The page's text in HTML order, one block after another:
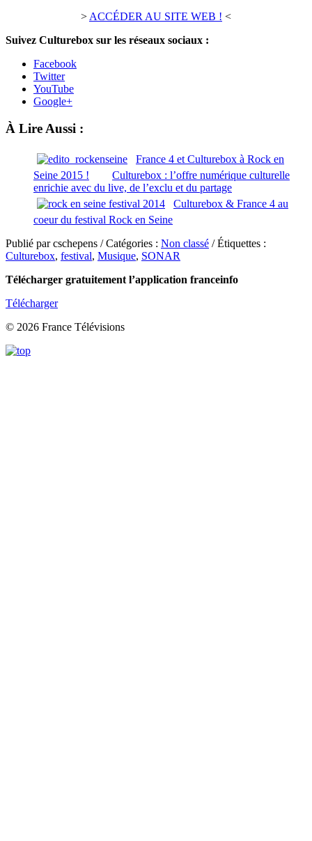
> ACCÉDER AU SITE WEB ! <
Suivez Culturebox sur les réseaux sociaux :
Facebook
Twitter
YouTube
Google+
À Lire Aussi :
France 4 et Culturebox à Rock en
Seine 2015 !
Culturebox : l’offre numérique culturelle
enrichie avec du live, de l’exclu et du partage
Culturebox & France 4 au
coeur du festival Rock en Seine
Publié par cschepens / Catégories : Non classé / Étiquettes :
Culturebox, festival, Musique, SONAR
Télécharger gratuitement l’application franceinfo
Télécharger
© 2026 France Télévisions